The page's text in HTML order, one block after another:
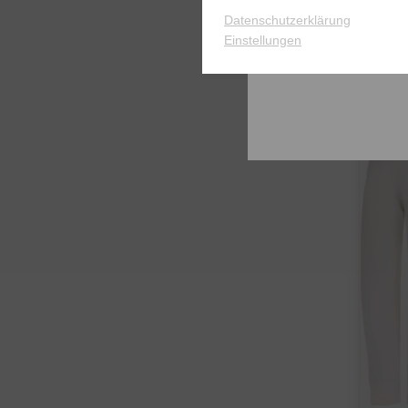
Datenschutzerklärung
Einstellungen